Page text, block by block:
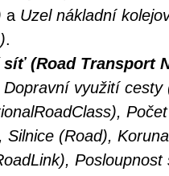
a Uzel nákladní
.
(Road Transport
Dopravní využití
Silnice (Road),
Posloupnost